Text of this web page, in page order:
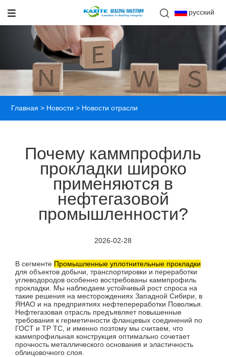
русский
Главная > Новости > Новости отрасли
Почему каммпрофиль
прокладки широко
применяются в
нефтегазовой
промышленности?
2026-02-28
В сегменте Промышленные уплотнительные прокладки
для объектов добычи, транспортировки и переработки
углеводородов особенно востребованы каммпрофиль
прокладки. Мы наблюдаем устойчивый рост спроса на
такие решения на месторождениях Западной Сибири, в
ЯНАО и на предприятиях нефтепереработки Поволжья.
Нефтегазовая отрасль предъявляет повышенные
требования к герметичности фланцевых соединений по
ГОСТ и ТР ТС, и именно поэтому мы считаем, что
каммпрофильная конструкция оптимально сочетает
прочность металлического основания и эластичность
облицовочного слоя.